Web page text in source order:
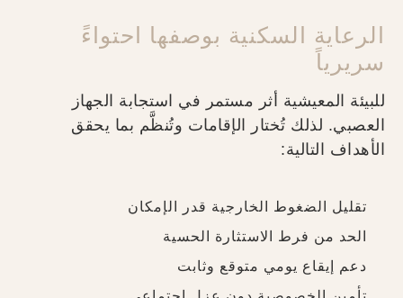
الرعاية السكنية بوصفها احتواءً
سريرياً
للبيئة المعيشية أثر مستمر في استجابة الجهاز
العصبي. لذلك تُختار الإقامات وتُنظَّم بما يحقق
الأهداف التالية:
تقليل الضغوط الخارجية قدر الإمكان
الحد من فرط الاستثارة الحسية
دعم إيقاع يومي متوقع وثابت